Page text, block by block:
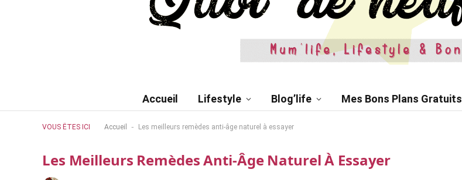
Accueil Lifestyle Blog’life Mes Bons Plans Gratuits
VOUS ÊTES ICI Accueil - Les meilleurs remèdes anti-âge naturel à essayer
Les Meilleurs Remèdes Anti-Âge Naturel À Essayer